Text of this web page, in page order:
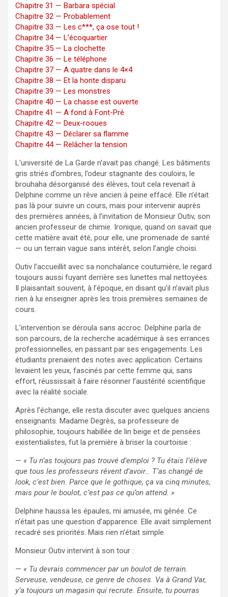
Chapitre 31 — Barbara spécial
Chapitre 32 — Probablement
Chapitre 33 — Les c***, ça ose tout !
Chapitre 34 — L’écoquartier
Chapitre 35 — La clochette
Chapitre 36 — Le téléphone
Chapitre 37 — A quatre dans le 4×4
Chapitre 38 — Et la honte disparu
Chapitre 39 — Les monstres
Chapitre 40 — La chasse est ouverte
Chapitre 41 — A fond à Font-Pré
Chapitre 42 — Deux-rooues
Chapitre 43 — Déclarer sa flamme
Chapitre 44 — Relâcher la tension
L’université de La Garde n’avait pas changé. Les bâtiments
gris striés d’ombres, l’odeur stagnante des couloirs, le
brouhaha désorganisé des élèves, tout cela revenait à
Delphine comme un rêve ancien à peine effacé. Elle n’était
pas là pour suivre un cours, mais pour intervenir auprès
des premières années, à l’invitation de Monsieur Outiv, son
ancien professeur de chimie. Ironique, quand on savait que
cette matière avait été, pour elle, une promenade de santé
— ou un terrain vague sans intérêt, selon l’angle choisi.
Outiv l’accueillit avec sa nonchalance coutumière, le regard
toujours aussi fuyant derrière ses lunettes mal nettoyées.
Il plaisantait souvent, à l’époque, en disant qu’il n’avait plus
rien à lui enseigner après les trois premières semaines de
cours.
L’intervention se déroula sans accroc. Delphine parla de
son parcours, de la recherche académique à ses errances
professionnelles, en passant par ses engagements. Les
étudiants prenaient des notes avec application. Certains
levaient les yeux, fascinés par cette femme qui, sans
effort, réussissait à faire résonner l’austérité scientifique
avec la réalité sociale.
Après l’échange, elle resta discuter avec quelques anciens
enseignants. Madame Degrès, sa professeure de
philosophie, toujours habillée de lin beige et de pensées
existentialistes, fut la première à briser la courtoisie :
— « Tu n’as toujours pas trouvé d’emploi ? Tu étais l’élève
que tous les professeurs rêvent d’avoir… T’as changé de
look, c’est bien. Parce que le gothique, ça va cinq minutes,
mais pour le boulot, c’est pas ce qu’on attend. »
Delphine haussa les épaules, mi amusée, mi gênée. Ce
n’était pas une question d’apparence. Elle avait simplement
recadré ses priorités. Mais rien n’était simple.
Monsieur Outiv intervint à son tour :
— « Tu devrais commencer par un boulot de terrain.
Serveuse, vendeuse, ce genre de choses. Va à Grand Var,
y’a toujours un magasin qui recrute. Ensuite, tu pourras